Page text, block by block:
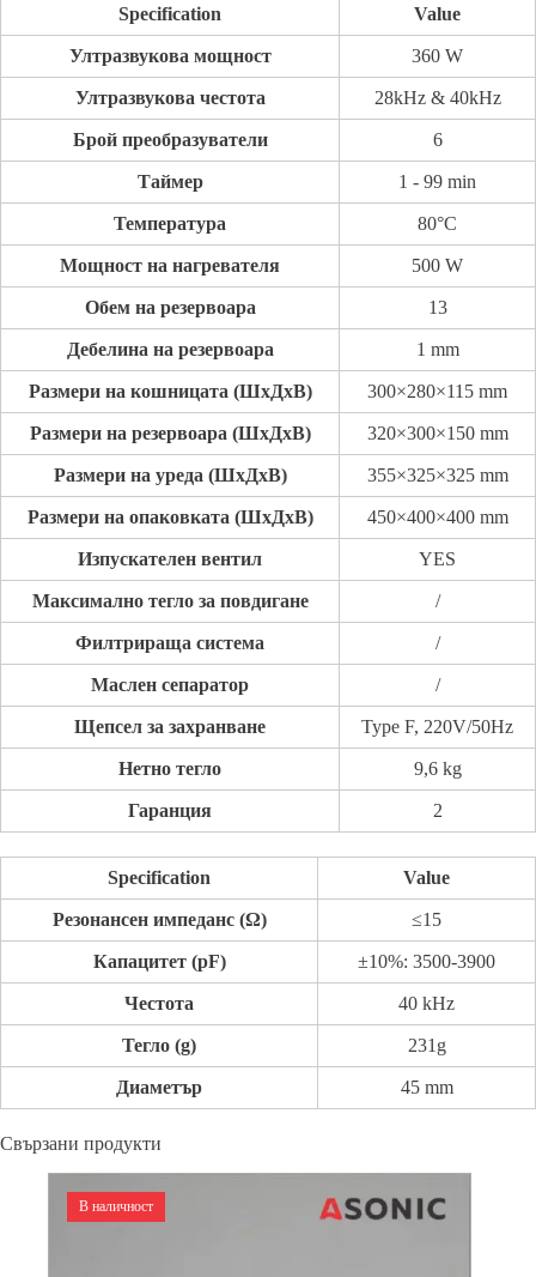
Specification Value
Ултразвукова мощност 360 W
Ултразвукова честота 28kHz & 40kHz
Брой преобразуватели 6
Таймер 1 - 99 min
Температура 80°C
Мощност на нагревателя 500 W
Обем на резервоара 13
Дебелина на резервоара 1 mm
Размери на кошницата (ШxДxВ) 300×280×115 mm
Размери на резервоара (ШxДxВ) 320×300×150 mm
Размери на уреда (ШxДxВ) 355×325×325 mm
Размери на опаковката (ШxДxВ) 450×400×400 mm
Изпускателен вентил YES
Максимално тегло за повдигане /
Филтрираща система /
Маслен сепаратор /
Щепсел за захранване Type F, 220V/50Hz
Нетно тегло 9,6 kg
Гаранция 2
Specification Value
Резонансен импеданс (Ω) ≤15
Капацитет (pF) ±10%: 3500-3900
Честота 40 kHz
Тегло (g) 231g
Диаметър 45 mm
Свързани продукти
В наличност